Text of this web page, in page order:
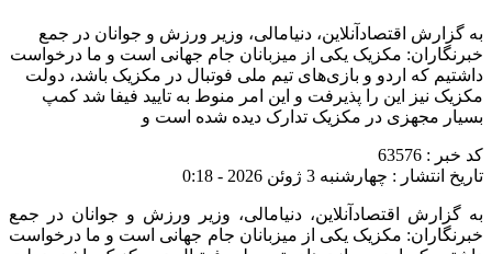
به گزارش اقتصادآنلاین، دنیامالی، وزیر ورزش و جوانان در جمع
خبرنگاران: مکزیک یکی از میزبانان جام جهانی است و ما درخواست
داشتیم که اردو و بازی‌های تیم ملی فوتبال در مکزیک باشد، دولت
مکزیک نیز این را پذیرفت و این امر منوط به تایید فیفا شد کمپ
بسیار مجهزی در مکزیک تدارک دیده شده است و
کد خبر : 63576
تاریخ انتشار : چهارشنبه 3 ژوئن 2026 - 0:18
به گزارش اقتصادآنلاین، دنیامالی، وزیر ورزش و جوانان در جمع
خبرنگاران: مکزیک یکی از میزبانان جام جهانی است و ما درخواست